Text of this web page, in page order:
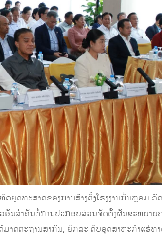
ຍຸດທະສາດຂອງການສ້າງຕັ້ງໂຮງງານກັ່ນຫຼອມ ວັ
ອັນສຳຄັນຕໍ່ການປະກອບສ່ວນຈັດຕັ້ງຜັນຂະຫຍາຍ
າດຕະຖານສາກົນ, ຍົກລະ ດັບອຸດສາຫະກຳແຮ່ທາ